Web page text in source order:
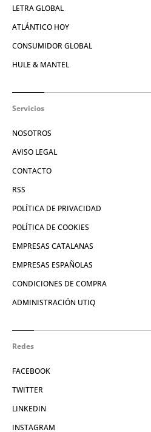
LETRA GLOBAL
ATLÁNTICO HOY
CONSUMIDOR GLOBAL
HULE & MANTEL
Servicios
NOSOTROS
AVISO LEGAL
CONTACTO
RSS
POLÍTICA DE PRIVACIDAD
POLÍTICA DE COOKIES
EMPRESAS CATALANAS
EMPRESAS ESPAÑOLAS
CONDICIONES DE COMPRA
ADMINISTRACIÓN UTIQ
Redes
FACEBOOK
TWITTER
LINKEDIN
INSTAGRAM